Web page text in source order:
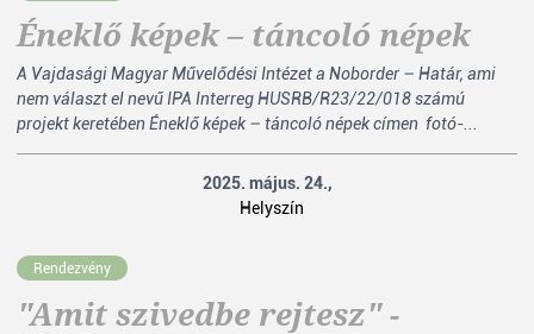
Éneklő képek – táncoló népek
A Vajdasági Magyar Művelődési Intézet a Noborder – Határ, ami
nem választ el nevű IPA Interreg HUSRB/R23/22/018 számú
projekt keretében Éneklő képek – táncoló népek címen fotó-...
2025. május. 24.,
Helyszín
Rendezvény
"Amit szivedbe rejtesz" -